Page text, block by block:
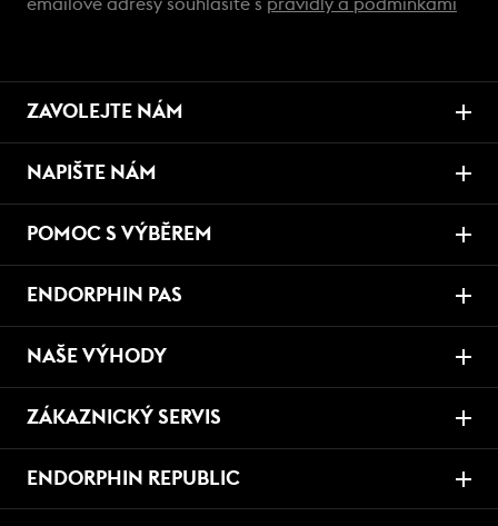
emailové adresy souhlasíte s pravidly a podmínkami
ZAVOLEJTE NÁM
NAPIŠTE NÁM
POMOC S VÝBĚREM
ENDORPHIN PAS
NAŠE VÝHODY
ZÁKAZNICKÝ SERVIS
ENDORPHIN REPUBLIC